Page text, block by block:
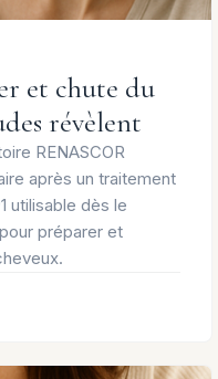
et chute du
révèlent
RENASCOR
après un traitement
utilisable dès le
préparer et